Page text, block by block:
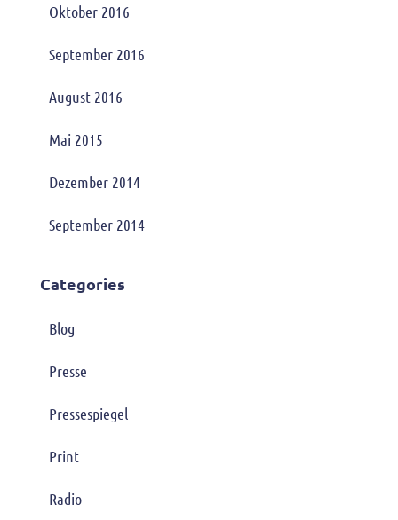
Oktober 2016
September 2016
August 2016
Mai 2015
Dezember 2014
September 2014
Categories
Blog
Presse
Pressespiegel
Print
Radio